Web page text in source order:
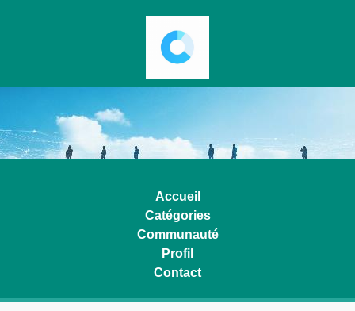
Accueil
Catégories
Communauté
Profil
Contact